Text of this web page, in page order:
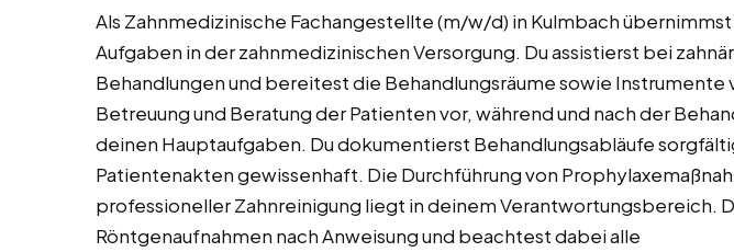
Als Zahnmedizinische Fachangestellte (m/w/d) in Kulmbach
Aufgaben in der zahnmedizinischen Versorgung. Du assistierst bei
Behandlungen und bereitest die Behandlungsräume sowie Instrumente
Betreuung und Beratung der Patienten vor, während und nach der
deinen Hauptaufgaben. Du dokumentierst Behandlungsabläufe
Patientenakten gewissenhaft. Die Durchführung von
professioneller Zahnreinigung liegt in deinem Verantwortungsbereich.
Röntgenaufnahmen nach Anweisung und beachtest dabei alle